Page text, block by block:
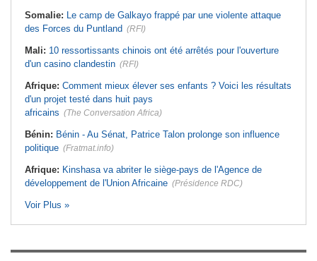
Somalie: Le camp de Galkayo frappé par une violente attaque
des Forces du Puntland (RFI)
Mali: 10 ressortissants chinois ont été arrêtés pour l'ouverture
d'un casino clandestin (RFI)
Afrique: Comment mieux élever ses enfants ? Voici les résultats
d'un projet testé dans huit pays
africains (The Conversation Africa)
Bénin: Bénin - Au Sénat, Patrice Talon prolonge son influence
politique (Fratmat.info)
Afrique: Kinshasa va abriter le siège-pays de l'Agence de
développement de l'Union Africaine (Présidence RDC)
Voir Plus »